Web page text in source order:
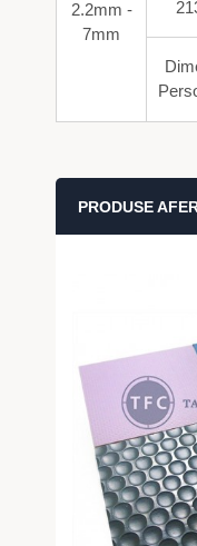
2.2mm -
7mm
PRODUSE